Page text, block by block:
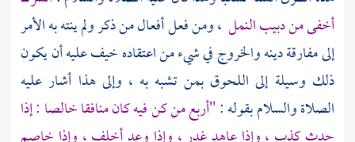
أخفى من دبيب النمل ، ومن فعل أفعال من ذكر ولم ينته به الأمر
إلى مفارقة دينه والخروج في شيء من اعتقاده خيف عليه أن يكون
ذلك وسيلة إلى اللحوق بمن تشبه به ، وإلى هذا أشار عليه
الصلاة والسلام بقوله :"أربع من كن فيه كان منافقا خالصا : إذا